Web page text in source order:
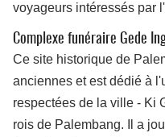
voyageurs intéressés par
Complexe funéraire Gede
Ce site historique de
anciennes et est dédié à
respectées de la ville - Ki
rois de Palembang. Il a